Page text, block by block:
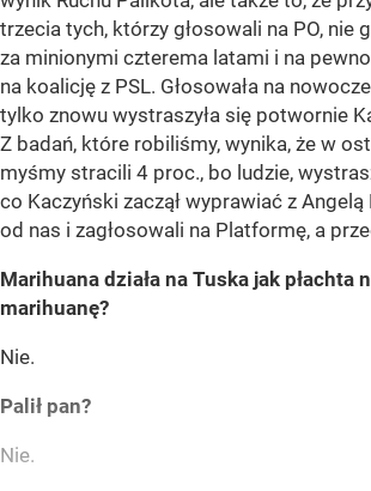
trzecia tych, którzy głosowali na PO, nie
za minionymi czterema latami i na pewno
na koalicję z PSL. Głosowała na
tylko znowu wystraszyła się potwornie
Z badań, które robiliśmy, wynika, że w
myśmy stracili 4 proc., bo ludzie,
co Kaczyński zaczął wyprawiać z
od nas i zagłosowali na Platformę, a
Marihuana działa na Tuska jak płachta
marihuanę?
Nie.
Palił pan?
Nie.